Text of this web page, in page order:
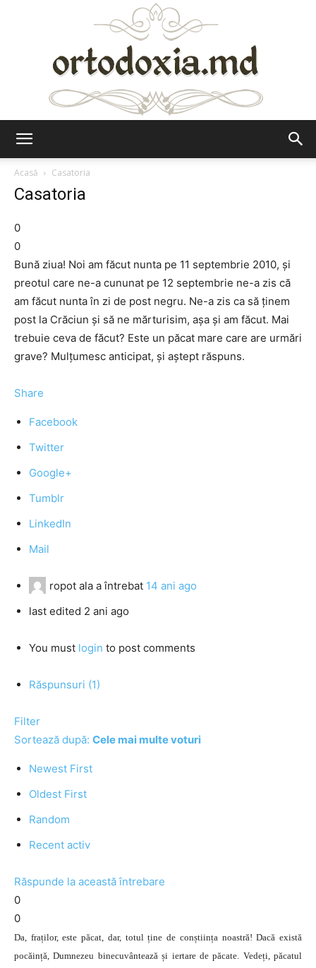
Acasă
Casatoria
Casatoria
0
0
Bună ziua! Noi am făcut nunta pe 11 septembrie 2010, și
preotul care ne-a cununat pe 12 septembrie ne-a zis că
am făcut nunta în zi de post negru. Ne-a zis ca să ținem
post la Crăciun și să ne mărturisim, așa și am făcut. Mai
trebuie ceva de făcut? Este un păcat mare care are urmări
grave? Mulțumesc anticipat, și aștept răspuns.
Share
Facebook
Twitter
Google+
Tumblr
LinkedIn
Mail
ropot ala a întrebat 14 ani ago
last edited 2 ani ago
You must login to post comments
Răspunsuri (1)
Filter
Sortează după: Cele mai multe voturi
Newest First
Oldest First
Random
Recent activ
Răspunde la această întrebare
0
0
Da, fraților, este păcat, dar, totul ține de conștiința noastră! Dacă există
pocăință, Dumnezeu binecuvântează și iertare de păcate. Vedeți, păcatul